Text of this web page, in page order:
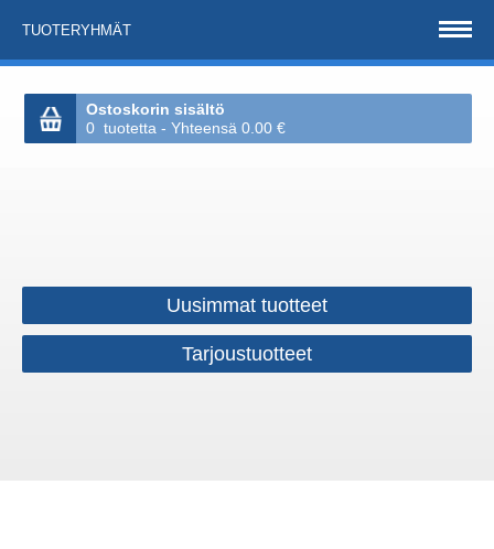
TUOTERYHMÄT
Ostoskorin sisältö
0 tuotetta - Yhteensä 0.00 €
Uusimmat tuotteet
Tarjoustuotteet